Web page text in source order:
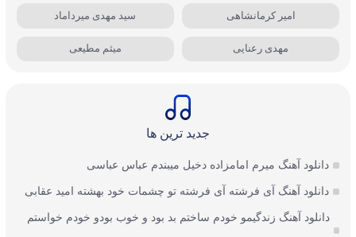
امیر کرمانشاهی سید مهدی میرداماد
مهدی رعنایی میثم مطیعی
جدید ترین ها
دانلود آهنگ میرم امامزاده دخیل میبندم عباس عباسی
دانلود آهنگ آی فرشته آی فرشته تو چشمات خود بهشته امید عقابی
دانلود آهنگ زندگیمو خودم ساختم بد بود و خوب بودو خودم خواستم